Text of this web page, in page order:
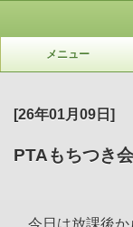
メニュー
[26年01月09日]
PTAもちつき会
今日は放課後か